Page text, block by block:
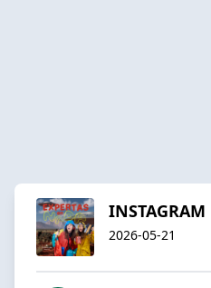
INSTAGRAM
2026-05-21